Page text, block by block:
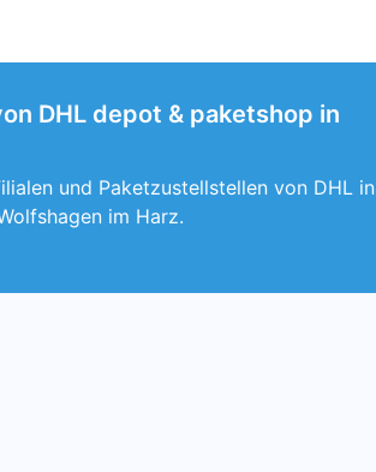
DHL depot & paketshop in
und Paketzustellstellen von DHL in
im Harz.